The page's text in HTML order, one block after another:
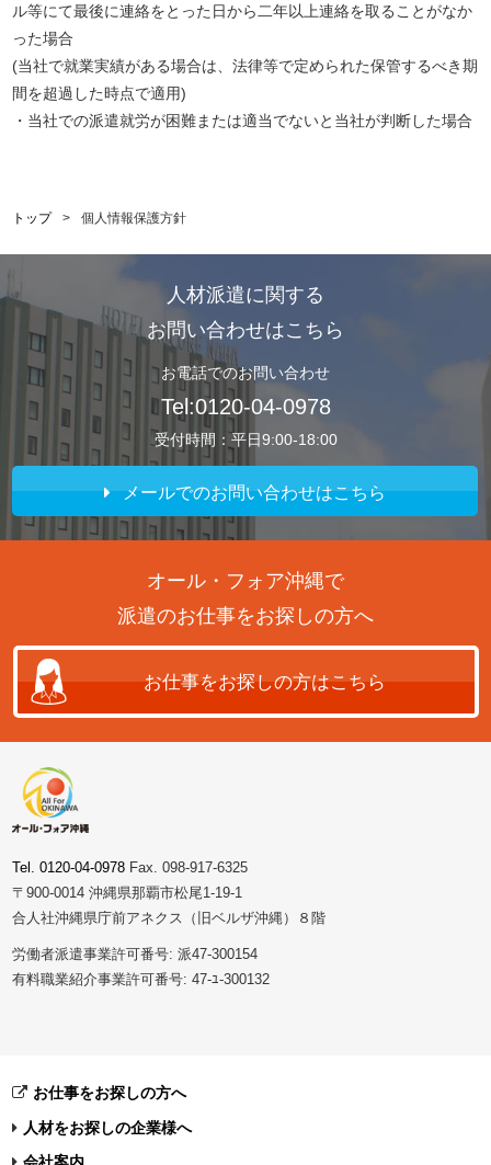
ル等にて最後に連絡をとった日から二年以上連絡を取ることがなか
った場合
(当社で就業実績がある場合は、法律等で定められた保管するべき期
間を超過した時点で適用)
・当社での派遣就労が困難または適当でないと当社が判断した場合
トップ > 個人情報保護方針
人材派遣に関する
お問い合わせはこちら
お電話でのお問い合わせ
Tel:0120-04-0978
受付時間：平日9:00-18:00
メールでのお問い合わせはこちら
オール・フォア沖縄で
派遣のお仕事をお探しの方へ
お仕事をお探しの方はこちら
Tel. 0120-04-0978 Fax. 098-917-6325
〒900-0014 沖縄県那覇市松尾1-19-1
合人社沖縄県庁前アネクス（旧ベルザ沖縄）８階
労働者派遣事業許可番号: 派47-300154
有料職業紹介事業許可番号: 47-ﾕ-300132
お仕事をお探しの方へ
人材をお探しの企業様へ